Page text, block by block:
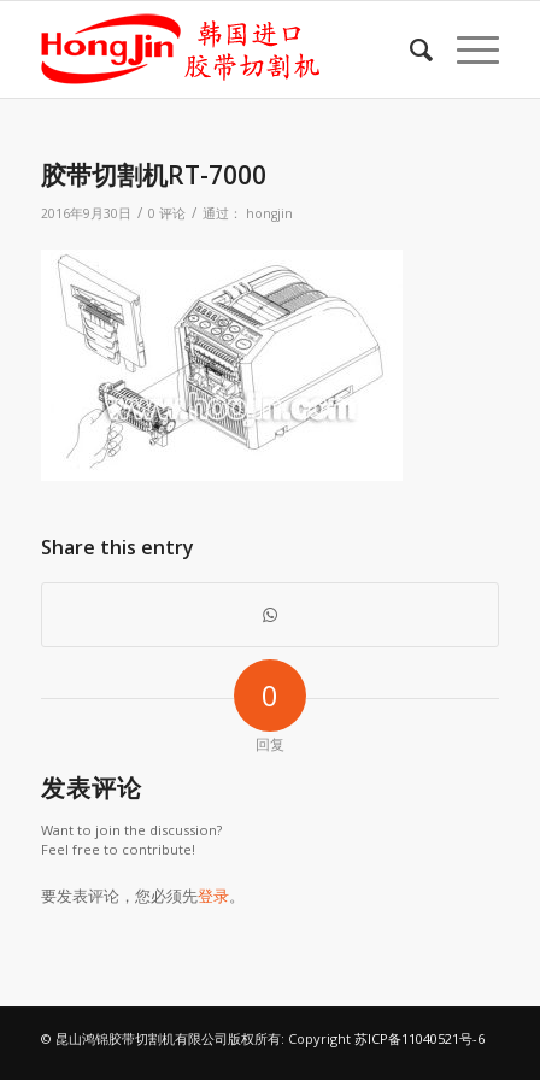
胶带切割机RT-7000
2016年9月30日 / 0 评论 / 通过： hongjin
Share this entry
0
回复
发表评论
Want to join the discussion?
Feel free to contribute!
要发表评论，您必须先登录。
© 昆山鸿锦胶带切割机有限公司版权所有: Copyright 苏ICP备11040521号-6